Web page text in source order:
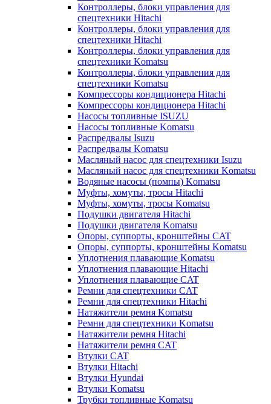
Контроллеры, блоки управления для
спецтехники Hitachi
Контроллеры, блоки управления для
спецтехники Hitachi
Контроллеры, блоки управления для
спецтехники Komatsu
Контроллеры, блоки управления для
спецтехники Komatsu
Компрессоры кондиционера Hitachi
Компрессоры кондиционера Hitachi
Насосы топливные ISUZU
Насосы топливные Komatsu
Распредвалы Isuzu
Распредвалы Komatsu
Масляный насос для спецтехники Isuzu
Масляный насос для спецтехники Komatsu
Водяные насосы (помпы) Komatsu
Муфты, хомуты, тросы Hitachi
Муфты, хомуты, тросы Komatsu
Подушки двигателя Hitachi
Подушки двигателя Komatsu
Опоры, суппорты, кронштейны CAT
Опоры, суппорты, кронштейны Komatsu
Уплотнения плавающие Komatsu
Уплотнения плавающие Hitachi
Уплотнения плавающие CAT
Ремни для спецтехники CAT
Ремни для спецтехники Hitachi
Натяжители ремня Komatsu
Ремни для спецтехники Komatsu
Натяжители ремня Hitachi
Натяжители ремня CAT
Втулки CAT
Втулки Hitachi
Втулки Hyundai
Втулки Komatsu
Трубки топливные Komatsu